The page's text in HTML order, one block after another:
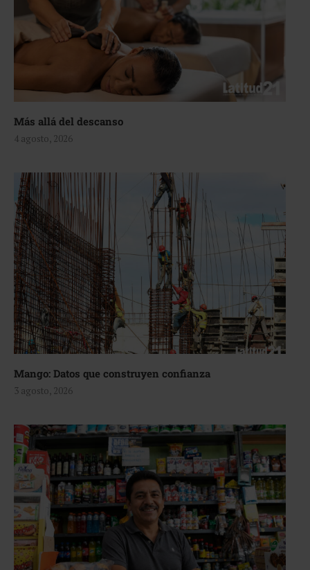
Más allá del descanso
4 agosto, 2026
Mango: Datos que construyen confianza
3 agosto, 2026